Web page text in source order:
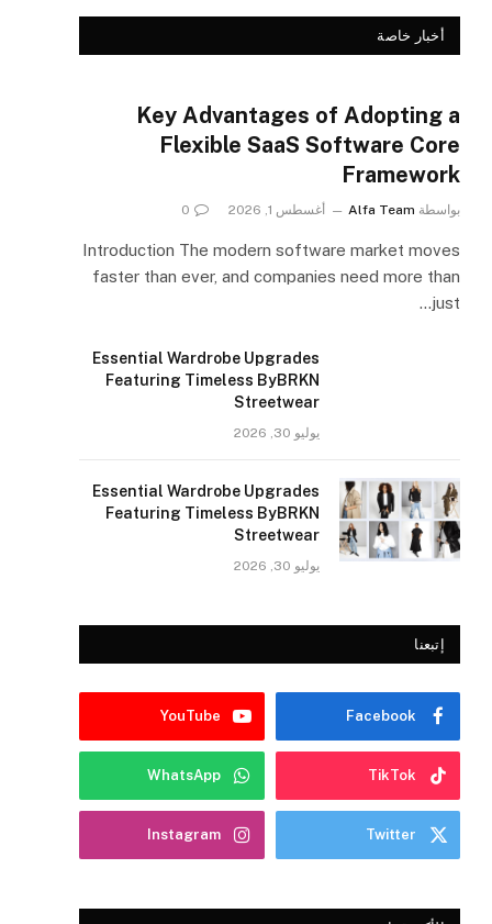
أخبار خاصة
Key Advantages of Adopting a
Flexible SaaS Software Core
Framework
بواسطة Alfa Team أغسطس 1, 2026 0
Introduction The modern software market moves
faster than ever, and companies need more than
just…
Essential Wardrobe Upgrades
Featuring Timeless ByBRKN
Streetwear
يوليو 30, 2026
Essential Wardrobe Upgrades
Featuring Timeless ByBRKN
Streetwear
يوليو 30, 2026
إتبعنا
Facebook
YouTube
TikTok
WhatsApp
Twitter
Instagram